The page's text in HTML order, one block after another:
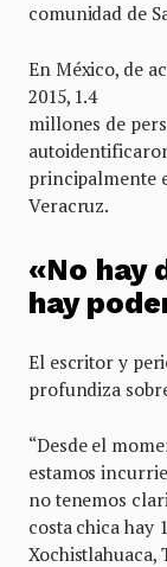
comunidad de
En México, de
2015, 1.4
millones de
principalmente
Veracruz.
«No hay
hay
El escritor y
profundiza
“Desde el
estamos
no tenemos
costa chica hay
Xochistlahuaca,